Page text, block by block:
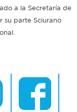
a la Secretaría de
su parte Sciurano